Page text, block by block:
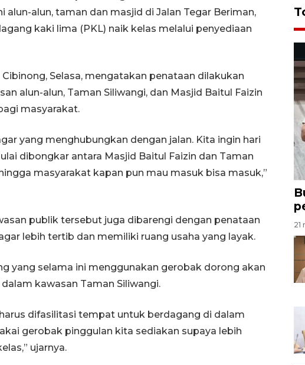
alun, taman dan masjid di Jalan Tegar Beriman,
kaki lima (PKL) naik kelas melalui penyediaan
Selasa, mengatakan penataan dilakukan
alun-alun, Taman Siliwangi, dan Masjid Baitul Faizin
masyarakat.
yang menghubungkan dengan jalan. Kita ingin hari
dibongkar antara Masjid Baitul Faizin dan Taman
masyarakat kapan pun mau masuk bisa masuk,”
publik tersebut juga dibarengi dengan penataan
lebih tertib dan memiliki ruang usaha yang layak.
yang selama ini menggunakan gerobak dorong akan
kawasan Taman Siliwangi.
difasilitasi tempat untuk berdagang di dalam
gerobak pinggulan kita sediakan supaya lebih
ujarnya.
21